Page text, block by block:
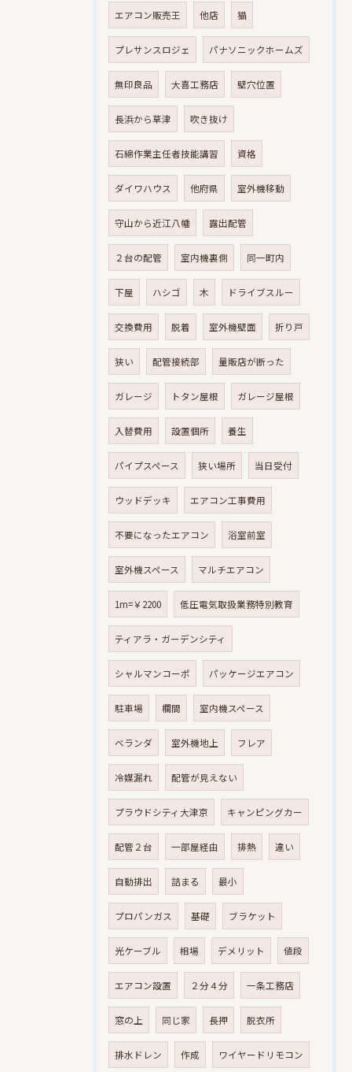
エアコン販売王 他店 猫
プレサンスロジェ パナソニックホームズ
無印良品 大喜工務店 壁穴位置
長浜から草津 吹き抜け
石綿作業主任者技能講習 資格
ダイワハウス 他府県 室外機移動
守山から近江八幡 露出配管
２台の配管 室内機裏側 同一町内
下屋 ハシゴ 木 ドライブスルー
交換費用 脱着 室外機壁面 折り戸
狭い 配管接続部 量販店が断った
ガレージ トタン屋根 ガレージ屋根
入替費用 設置個所 養生
パイプスペース 狭い場所 当日受付
ウッドデッキ エアコン工事費用
不要になったエアコン 浴室前室
室外機スペース マルチエアコン
1m=￥2200 低圧電気取扱業務特別教育
ティアラ・ガーデンシティ
シャルマンコーポ パッケージエアコン
駐車場 欄間 室内機スペース
ベランダ 室外機地上 フレア
冷媒漏れ 配管が見えない
プラウドシティ大津京 キャンピングカー
配管２台 一部屋経由 排熱 違い
自動排出 詰まる 最小
プロパンガス 基礎 ブラケット
光ケーブル 相場 デメリット 値段
エアコン設置 ２分４分 一条工務店
窓の上 同じ家 長押 脱衣所
排水ドレン 作成 ワイヤードリモコン